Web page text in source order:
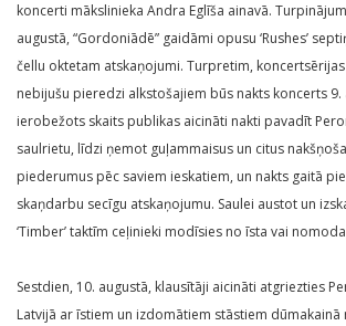
koncerti mākslinieka Andra Eglīša ainavā.
augustā, “Gordoniādē” gaidāmi opusu ‘Rushes’
čellu oktetam atskaņojumi. Turpretim,
nebijušu pieredzi alkstošajiem būs nakts koncerts 9.
ierobežots skaits publikas aicināti nakti pavadīt
saulrietu, līdzi ņemot guļammaisus un citus
piederumus pēc saviem ieskatiem, un nakts gaitā
skaņdarbu secīgu atskaņojumu. Saulei austot un
‘Timber’ taktīm ceļinieki modīsies no īsta vai
Sestdien, 10. augustā, klausītāji aicināti atgriezties
Latvijā ar īstiem un izdomātiem stāstiem dūmakainā